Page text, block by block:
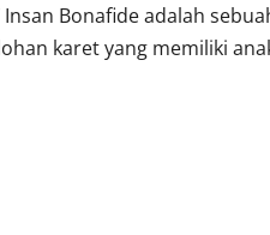
Insan Bonafide adalah
karet yang memiliki